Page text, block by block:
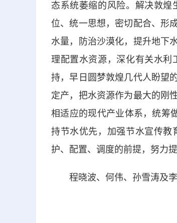
态系统萎缩的风险。解决敦
位、统一思想，密切配合、形
水量，防治沙漠化，提升地下
理配置水资源，深化有关水利
持，早日圆梦敦煌几代人盼望
定产，把水资源作为最大的刚
相适应的现代产业体系，统筹
持节水优先，加强节水宣传教
护、配置、调度的前提，努力
程晓波、何伟、孙雪涛及李